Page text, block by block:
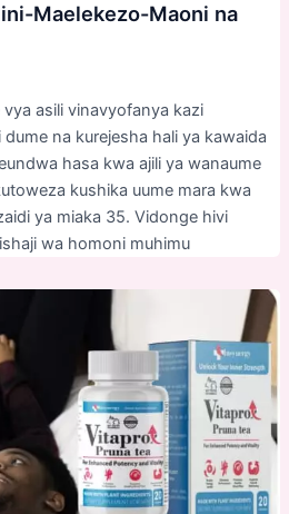
Maelekezo-Maoni na
asili vinavyofanya kazi
na kurejesha hali ya kawaida
hasa kwa ajili ya wanaume
kushika uume mara kwa
ya miaka 35. Vidonge hivi
wa homoni muhimu